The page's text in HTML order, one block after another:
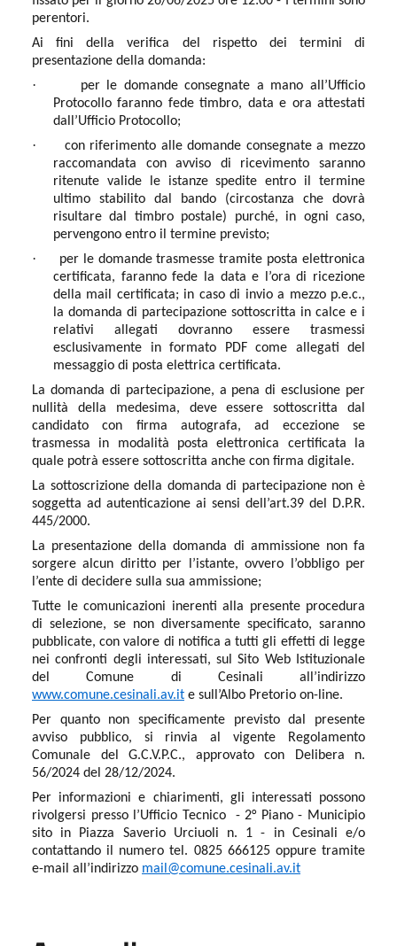
perentori.
Ai fini della verifica del rispetto dei termini di
presentazione della domanda:
·
per le domande consegnate a mano all’Ufficio
Protocollo faranno fede timbro, data e ora attestati
dall’Ufficio Protocollo;
·
con riferimento alle domande consegnate a mezzo
raccomandata con avviso di ricevimento saranno
ritenute valide le istanze spedite entro il termine
ultimo stabilito dal bando (circostanza che dovrà
risultare dal timbro postale) purché, in ogni caso,
pervengono entro il termine previsto;
·
per le domande trasmesse tramite posta elettronica
certificata, faranno fede la data e l’ora di ricezione
della mail certificata; in caso di invio a mezzo p.e.c.,
la domanda di partecipazione sottoscritta in calce e i
relativi allegati dovranno essere trasmessi
esclusivamente in formato PDF come allegati del
messaggio di posta elettrica certificata.
La domanda di partecipazione, a pena di esclusione per
nullità della medesima, deve essere sottoscritta dal
candidato con firma autografa, ad eccezione se
trasmessa in modalità posta elettronica certificata la
quale potrà essere sottoscritta anche con firma digitale.
La sottoscrizione della domanda di partecipazione non è
soggetta ad autenticazione ai sensi dell’art.39 del D.P.R.
445/2000.
La presentazione della domanda di ammissione non fa
sorgere alcun diritto per l’istante, ovvero l’obbligo per
l’ente di decidere sulla sua ammissione;
Tutte le comunicazioni inerenti alla presente procedura
di selezione, se non diversamente specificato, saranno
pubblicate, con valore di notifica a tutti gli effetti di legge
nei confronti degli interessati, sul Sito Web Istituzionale
del Comune di Cesinali all’indirizzo
www.comune.cesinali.av.it e sull’Albo Pretorio on-line.
Per quanto non specificamente previsto dal presente
avviso pubblico, si rinvia al vigente Regolamento
Comunale del G.C.V.P.C., approvato con Delibera n.
56/2024 del 28/12/2024.
Per informazioni e chiarimenti, gli interessati possono
rivolgersi presso l’Ufficio Tecnico
- 2° Piano - Municipio
sito in Piazza Saverio Urciuoli n. 1 - in Cesinali e/o
contattando il numero tel. 0825 666125 oppure tramite
e-mail all’indirizzo mail@comune.cesinali.av.it